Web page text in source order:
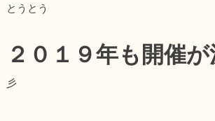
とうとう
２０１９年も開催が
彡